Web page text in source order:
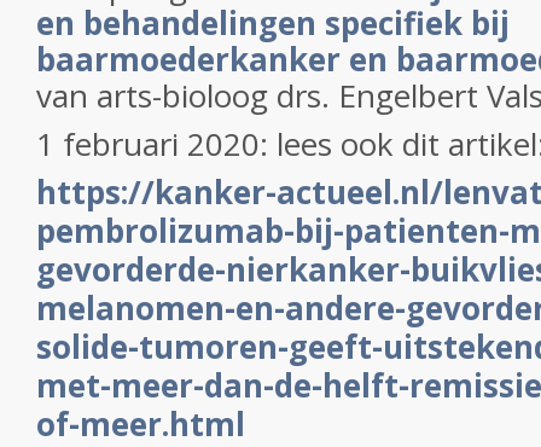
en behandelingen specifiek bij
baarmoederkanker en
van arts-bioloog drs. Engelbert
1 februari 2020: lees ook dit
https://kanker-actueel.nl/
pembrolizumab-bij-patienten-
gevorderde-nierkanker-
melanomen-en-andere-
solide-tumoren-geeft-
met-meer-dan-de-helft-
of-meer.html